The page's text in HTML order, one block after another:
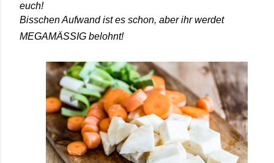
euch!
Bisschen Aufwand ist es schon, aber ihr werdet
MEGAMÄSSIG belohnt!